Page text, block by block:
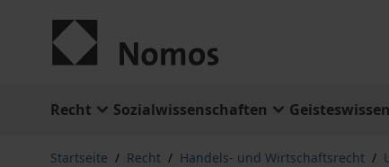
Recht Sozialwissenschaften
Startseite / Recht / Handels- und Wirtschaftsrecht /